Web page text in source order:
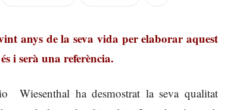
anys de la seva vida per elaborar aquest
i serà una referència.
Wiesenthal ha desmostrat la seva qualitat